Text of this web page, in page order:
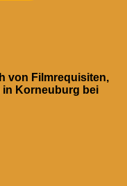
von Filmrequisiten,
in Korneuburg bei